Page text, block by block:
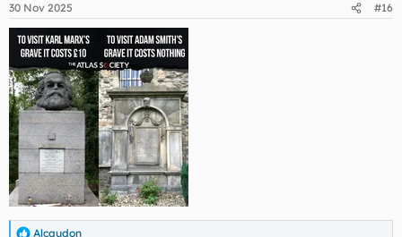
e
s
30 Nov 2025 #16
Alcaudon